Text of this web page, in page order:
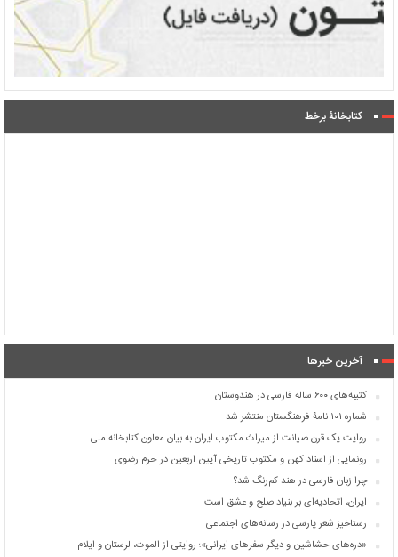
کتابخانۀ برخط
آخرین خبرها
کتیبه‌های ۶۰۰ ساله فارسی در هندوستان
شماره ۱۰۱ نامۀ فرهنگستان منتشر شد
روایت یک قرن صیانت از میراث مکتوب ایران به بیان معاون کتابخانه ملی
رونمایی از اسناد کهن و مکتوب تاریخی آیین اربعین در حرم رضوی
چرا زبان فارسی در هند کم‌رنگ شد؟
ایران، اتحادیه‌ای بر بنیاد صلح و عشق است
رستاخیز شعر پارسی در رسانه‌های اجتماعی
«دره‌های حشاشین و دیگر سفرهای ایرانی»؛ روایتی از الموت، لرستان و ایلام